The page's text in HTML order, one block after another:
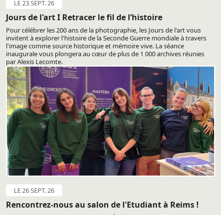
LE 23 SEPT. 26
Jours de l'art I Retracer le fil de l’histoire
Pour célébrer les 200 ans de la photographie, les Jours de l'art vous
invitent à explorer l'histoire de la Seconde Guerre mondiale à travers
l'image comme source historique et mémoire vive. La séance
inaugurale vous plongera au cœur de plus de 1 000 archives réunies
par Alexis Lecomte.
LE 26 SEPT. 26
Rencontrez-nous au salon de l'Etudiant à Reims !